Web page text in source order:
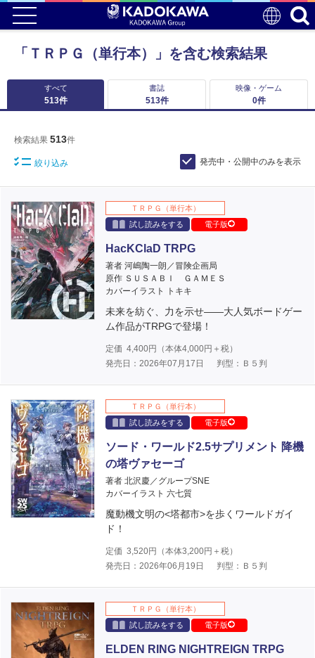
「ＴＲＰＧ（単行本）」を含む検索結果
すべて
513件
書誌
513件
映像・ゲーム
0件
検索結果 513件
絞り込み 発売中・公開中のみを表示
ＴＲＰＧ（単行本）
試し読みをする
電子版
HacKClaD TRPG
著者 河嶋陶一朗／冒険企画局
原作 ＳＵＳＡＢＩ ＧＡＭＥＳ
カバーイラスト トキキ
未来を紡ぐ、力を示せ――大人気ボードゲー
ム作品がTRPGで登場！
定価 4,400円（本体4,000円＋税）
発売日：2026年07月17日
判型：Ｂ５判
ＴＲＰＧ（単行本）
試し読みをする
電子版
ソード・ワールド2.5サプリメント 降機
の塔ヴァセーゴ
著者 北沢慶／グループSNE
カバーイラスト 六七質
魔動機文明の<塔都市>を歩くワールドガイ
ド！
定価 3,520円（本体3,200円＋税）
発売日：2026年06月19日
判型：Ｂ５判
ＴＲＰＧ（単行本）
試し読みをする
電子版
ELDEN RING NIGHTREIGN TRPG